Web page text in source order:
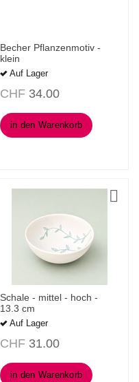
Becher Pflanzenmotiv -
klein
Auf Lager
CHF 34.00
in den Warenkorb
Schale - mittel - hoch -
13.3 cm
Auf Lager
CHF 31.00
in den Warenkorb